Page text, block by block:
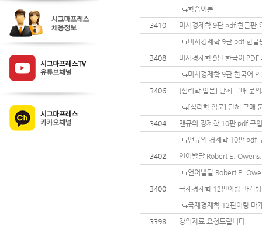
학습이론
3410
미시경제학 9판 pdf 한글판
미시경제학 9판 pdf 한글
3408
미시경제학 9판 한국어 PDF
미시경제학 9판 한국어
3406
[심리학 입문] 단체 구매 문
[심리학 입문] 단체 구매
3404
맨큐의 경제학 10판 pdf 구
맨큐의 경제학 10판 pdf
3402
언어발달 Robert E.
언어발달 Robert E.
3400
국제경제학 12판이랑 마케
국제경제학 12판이랑 마
3398
강의자료 요청드립니다